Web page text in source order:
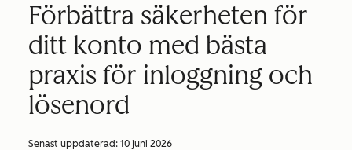
Förbättra säkerheten för
ditt konto med bästa
praxis för inloggning och
lösenord
Senast uppdaterad: 10 juni 2026